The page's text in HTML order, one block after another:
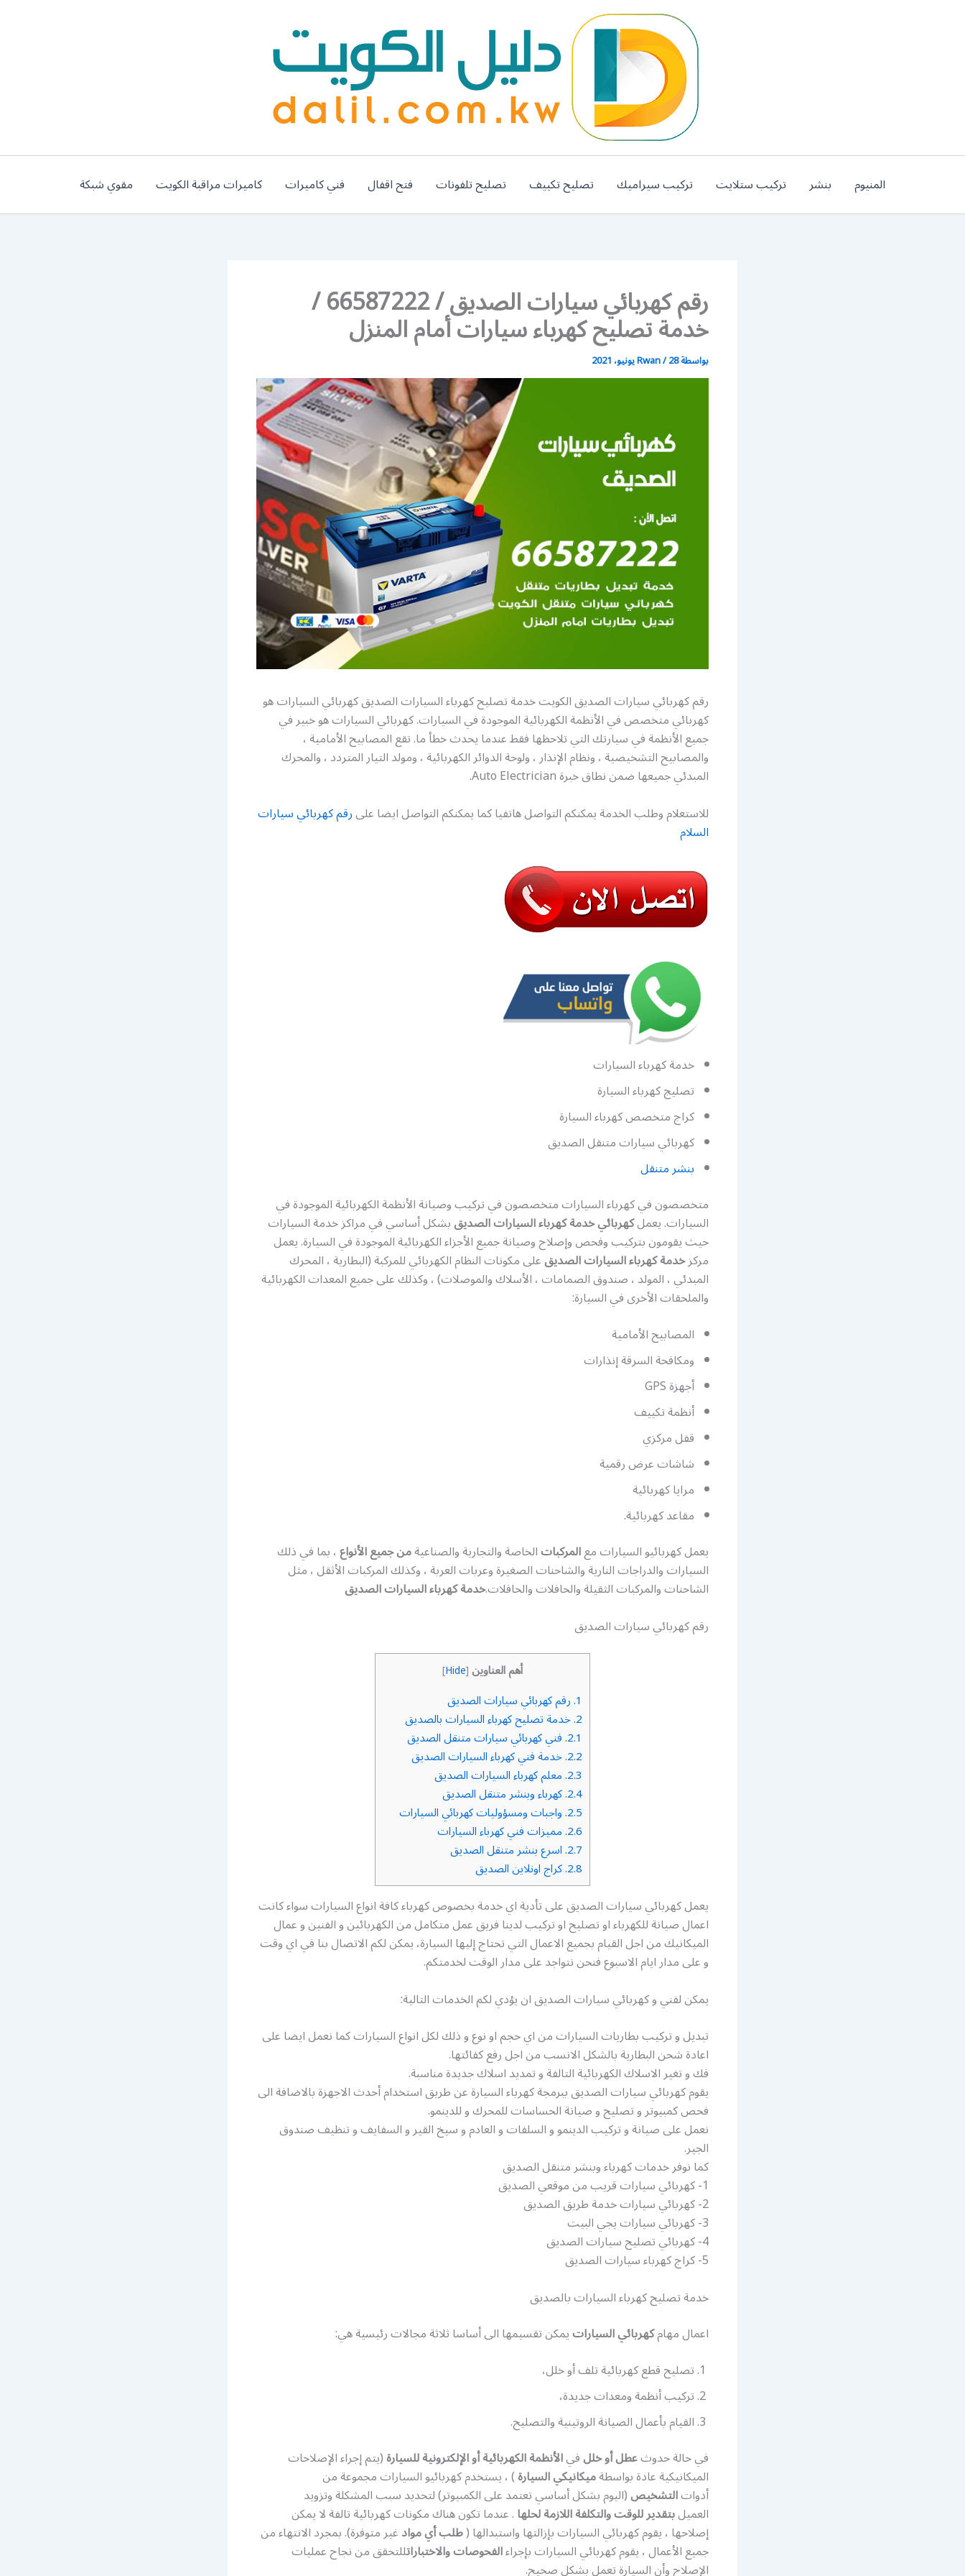
المنيوم بنشر تركيب ستلايت تركيب سيراميك تصليح تكييف تصليح تلفونات فتح اقفال فني كاميرات كاميرات مراقبة الكويت مقوي شبكة
رقم كهربائي سيارات الصديق / 66587222 /
خدمة تصليح كهرباء سيارات أمام المنزل
بواسطة Rwan/28 يونيو، 2021
رقم كهربائي سيارات الصديق الكويت خدمة تصليح كهرباء السيارات الصديق كهربائي السيارات هو
كهربائي متخصص في الأنظمة الكهربائية الموجودة في السيارات. كهربائي السيارات هو خبير في
جميع الأنظمة في سيارتك التي تلاحظها فقط عندما يحدث خطأ ما. تقع المصابيح الأمامية ،
والمصابيح التشخيصية ، ونظام الإنذار ، ولوحة الدوائر الكهربائية ، ومولد التيار المتردد ، والمحرك
المبدئي جميعها ضمن نطاق خبرة Auto Electrician.
للاستعلام وطلب الخدمة يمكنكم التواصل هاتفيا كما يمكنكم التواصل ايضا علىرقم كهربائي سيارات
السلام
خدمة كهرباء السيارات
تصليج كهرباء السيارة
كراج متخصص كهرباء السيارة
كهربائي سيارات متنقل الصديق
بنشر متنقل
متخصصون في كهرباء السيارات متخصصون في تركيب وصيانة الأنظمة الكهربائية الموجودة في
السيارات. يعملكهربائي خدمة كهرباء السيارات الصديقبشكل أساسي في مراكز خدمة السيارات
حيث يقومون بتركيب وفحص وإصلاح وصيانة جميع الأجزاء الكهربائية الموجودة في السيارة. يعمل
مركزخدمة كهرباء السيارات الصديقعلى مكونات النظام الكهربائي للمركبة (البطارية ، المحرك
المبدئي ، المولد ، صندوق الصمامات ، الأسلاك والموصلات) ، وكذلك على جميع المعدات الكهربائية
والملحقات الأخرى في السيارة:
المصابيح الأمامية
ومكافحة السرقة إنذارات
أجهزة GPS
أنظمة تكييف
قفل مركزي
شاشات عرض رقمية
مرايا كهربائية
مقاعد كهربائية.
يعمل كهربائيو السيارات معالمركباتالخاصة والتجارية والصناعيةمن جميع الأنواع، بما في ذلك
السيارات والدراجات النارية والشاحنات الصغيرة وعربات العربة ، وكذلك المركبات الأثقل ، مثل
الشاحنات والمركبات الثقيلة والحافلات والحافلات.خدمة كهرباء السيارات الصديق
رقم كهربائي سيارات الصديق
أهم العناوين [
Hide
]
1. رقم كهربائي سيارات الصديق
2. خدمة تصليح كهرباء السيارات بالصديق
2.1. فني كهربائي سيارات متنقل الصديق
2.2. خدمة فني كهرباء السيارات الصديق
2.3. معلم كهرباء السيارات الصديق
2.4. كهرباء وبنشر متنقل الصديق
2.5. واجبات ومسؤوليات كهربائي السيارات
2.6. مميزات فني كهرباء السيارات
2.7. اسرع بنشر متنقل الصديق
2.8. كراج اونلاين الصديق
يعمل كهربائي سيارات الصديق على تأدية اي خدمة بخصوص كهرباء كافة انواع السيارات سواء كانت
اعمال صيانة للكهرباء او تصليح او تركيب لدينا فريق عمل متكامل من الكهربائين و الفنين و عمال
الميكانيك من اجل القيام بجميع الاعمال التي تحتاج إليها السيارة، يمكن لكم الاتصال بنا في اي وقت
و على مدار ايام الاسبوع فنحن نتواجد على مدار الوقت لخدمتكم.
يمكن لفني و كهربائي سيارات الصديق ان يؤدي لكم الخدمات التالية:
تبديل و تركيب بطاريات السيارات من اي حجم او نوع و ذلك لكل انواع السيارات كما نعمل ايضا على
اعادة شحن البطارية بالشكل الانسب من اجل رفع كفائتها.
فك و تغير الاسلاك الكهربائية التالفة و تمديد اسلاك جديدة مناسبة.
يقوم كهربائي سيارات الصديق ببرمجة كهرباء السيارة عن طريق استخدام أحدث الاجهزة بالاضافة الى
فحص كمبيوتر و تصليح و صيانة الحساسات للمحرك و للدينمو.
نعمل على صيانة و تركيب الدينمو و السلفات و العادم و سيخ القير و السفايف و تنظيف صندوق
الجير.
كما نوفر خدمات كهرباء وبنشر متنقل الصديق
1- كهربائي سيارات قريب من موقعي الصديق
2- كهربائي سيارات خدمة طريق الصديق
3- كهربائي سيارات يجي البيت
4- كهربائي تصليح سيارات الصديق
5- كراج كهرباء سيارات الصديق
خدمة تصليح كهرباء السيارات بالصديق
اعمال مهامكهربائي السياراتيمكن تقسيمها الى أساسا ثلاثة مجالات رئيسية هي:
تصليح قطع كهربائية تلف أو خلل،
تركيب أنظمة ومعدات جديدة،
القيام بأعمال الصيانة الروتينية والتصليح.
في حالة حدوثعطل أو خللفيالأنظمة الكهربائية أو الإلكترونية للسيارة(يتم إجراء الإصلاحات
الميكانيكية عادة بواسطةميكانيكي السيارة) ، يستخدم كهربائيو السيارات مجموعة من
أدواتالتشخيص(اليوم بشكل أساسي تعتمد على الكمبيوتر) لتحديد سبب المشكلة وتزويد
العميلبتقدير للوقت والتكلفة اللازمة لحلها. عندما تكون هناك مكونات كهربائية تالفة لا يمكن
إصلاحها ، يقوم كهربائي السيارات بإزالتها واستبدالها (طلب أي موادغير متوفرة). بمجرد الانتهاء من
جميع الأعمال ، يقوم كهربائي السيارات بإجراءالفحوصات والاختباراتللتحقق من نجاح عمليات
الإصلاح وأن السيارة تعمل بشكل صحيح.